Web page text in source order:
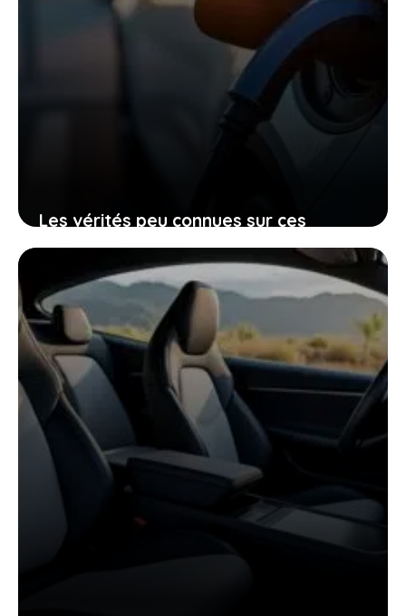
Les vérités peu connues sur ces
voitures électriques françaises
presque invendables sur le marché de
l’occasion
26 janvier 2026